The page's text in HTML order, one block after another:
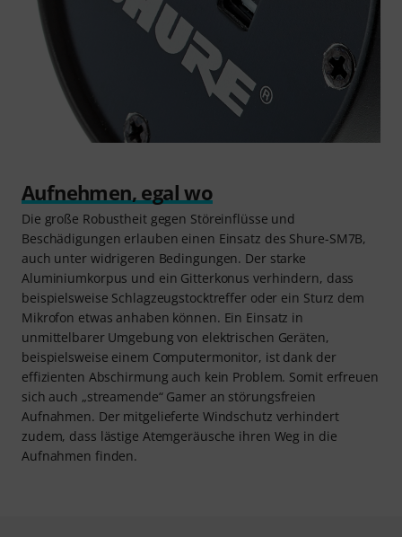
Aufnehmen, egal wo
Die große Robustheit gegen Störeinflüsse und
Beschädigungen erlauben einen Einsatz des Shure-SM7B,
auch unter widrigeren Bedingungen. Der starke
Aluminiumkorpus und ein Gitterkonus verhindern, dass
beispielsweise Schlagzeugstocktreffer oder ein Sturz dem
Mikrofon etwas anhaben können. Ein Einsatz in
unmittelbarer Umgebung von elektrischen Geräten,
beispielsweise einem Computermonitor, ist dank der
effizienten Abschirmung auch kein Problem. Somit erfreuen
sich auch „streamende“ Gamer an störungsfreien
Aufnahmen. Der mitgelieferte Windschutz verhindert
zudem, dass lästige Atemgeräusche ihren Weg in die
Aufnahmen finden.